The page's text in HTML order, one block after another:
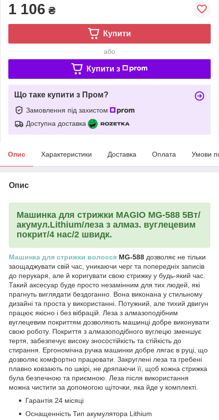
1 106 ₴
Купити
або
Купити з
Що таке купити з Пром?
Замовлення під захистом
Доступна доставка
Опис Характеристики Доставка Оплата Умови
Опис
Машинка для стрижки MAGIO МG-588 5Вт/
акумул.Lithium/леза з алмаз. вуглецевим
покрит/4 нас/2 швидк.
Машинка для стрижки волосся MG-588 дозволяє не тільки
заощаджувати свій час, уникаючи черг та попередніх записів
до перукаря, але й коригувати свою стрижку у будь-який час.
Такий аксесуар буде просто незамінним для тих людей, які
прагнуть виглядати бездоганно. Вона виконана у стильному
дизайні та проста у використанні. Потужний, але тихий двигун
працює якісно і без вібрацій. Леза з алмазоподібним
вуглецевим покриттям дозволяють машинці добре виконувати
свою роботу. Покриття з алмазоподібного вуглецю зменшує
тертя, забезпечує високу зносостійкість та стійкість до
стирання. Ергономічна ручка машинки добре лягає в руці, що
дозволяє комфортно працювати. Закруглені леза та гребені
плавно ковзають по шкірі, не дряпаючи її, щоб кожна стрижка
була безпечною та приємною. Леза після використання
можна чистити за допомогою щіточки, яка йде у комплекті.
Гарантія 24 місяці
Оснащенність Тип акумулятора Lithium